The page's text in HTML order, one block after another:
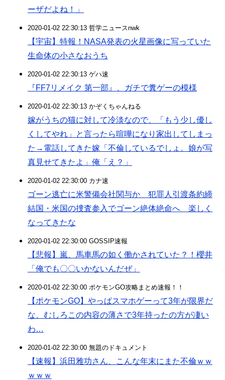
ーザだよね！」
2020-01-02 22:30:13 哲学ニュースnwk
【宇宙】特報！NASA発表の火星画像に写っていた
生命体の小さなおうち
2020-01-02 22:30:13 ゲハ速
『FF7リメイク 第一部』、ガチで糞ゲーの模様
2020-01-02 22:30:13 かぞくちゃんねる
嫁がうちの猫に対して冷淡なので、「もう少し優し
くしてやれ」と言ったら喧嘩になり家出してしまっ
た→電話してきた嫁「不倫しているでしょ。娘が写
真見せてきたよ」俺「え？」
2020-01-02 22:30:00 カナ速
ゴーン逃亡に米警備会社関与か 犯罪人引渡条約締
結国・米国の捜査参入でゴーン絶体絶命へ 楽しく
なってきたな
2020-01-02 22:30:00 GOSSIP速報
【悲報】嵐、馬車馬の如く働かされていた？！櫻井
「俺でも〇〇いかないんだぜ」
2020-01-02 22:30:00 ポケモンGO攻略まとめ速報！！
【ポケモンGO】やっぱスマホゲーって3年が限界だ
な、むしろこの内容の薄さで3年持ったの方が凄い
わ…
2020-01-02 22:30:00 無題のドキュメント
【速報】浜田雅功さん、こんな年末にまた不倫ｗｗ
ｗｗｗ